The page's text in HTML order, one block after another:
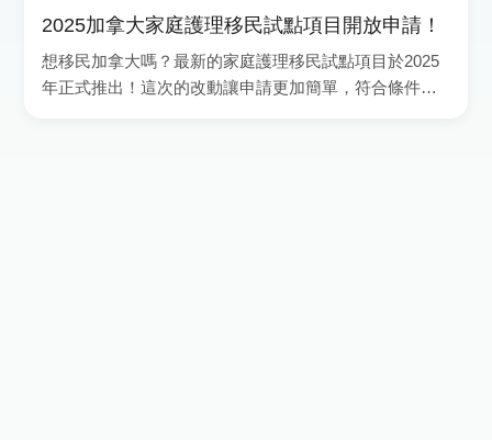
2025加拿大家庭護理移民試點項目開放申請！
想移民加拿大嗎？最新的家庭護理移民試點項目於2025
年正式推出！這次的改動讓申請更加簡單，符合條件的